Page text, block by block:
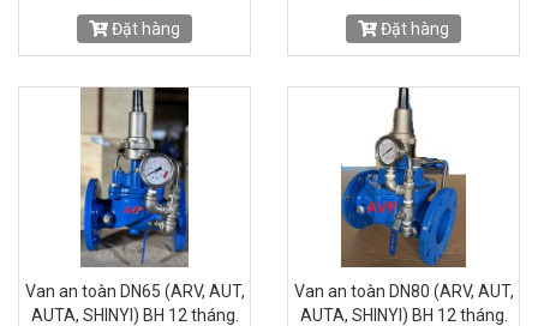
Đặt hàng Đặt hàng
Van an toàn DN65 (ARV, AUT,
AUTA, SHINYI) BH 12 tháng.
Van an toàn DN80 (ARV, AUT,
AUTA, SHINYI) BH 12 tháng.